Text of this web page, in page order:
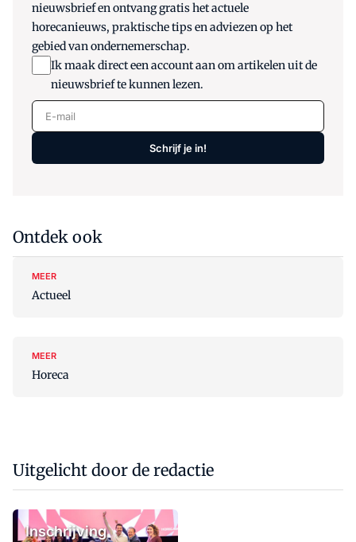
nieuwsbrief en ontvang gratis het actuele
horecanieuws, praktische tips en adviezen op het
gebied van ondernemerschap.
Ik maak direct een account aan om artikelen uit de
nieuwsbrief te kunnen lezen.
E-mail
Schrijf je in!
Ontdek ook
MEER
Actueel
MEER
Horeca
Uitgelicht door de redactie
Inschrijving